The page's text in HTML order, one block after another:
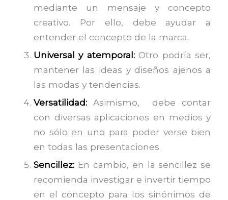
mediante un mensaje y concepto
creativo. Por ello, debe ayudar a
entender el concepto de la marca.
Universal y atemporal: Otro podría ser,
mantener las ideas y diseños ajenos a
las modas y tendencias.
Versatilidad:Asimismo, debe contar
con diversas aplicaciones en medios y
no sólo en uno para poder verse bien
en todas las presentaciones.
Sencillez: En cambio, en la sencillez se
recomienda investigar e invertir tiempo
en el concepto para los sinónimos de